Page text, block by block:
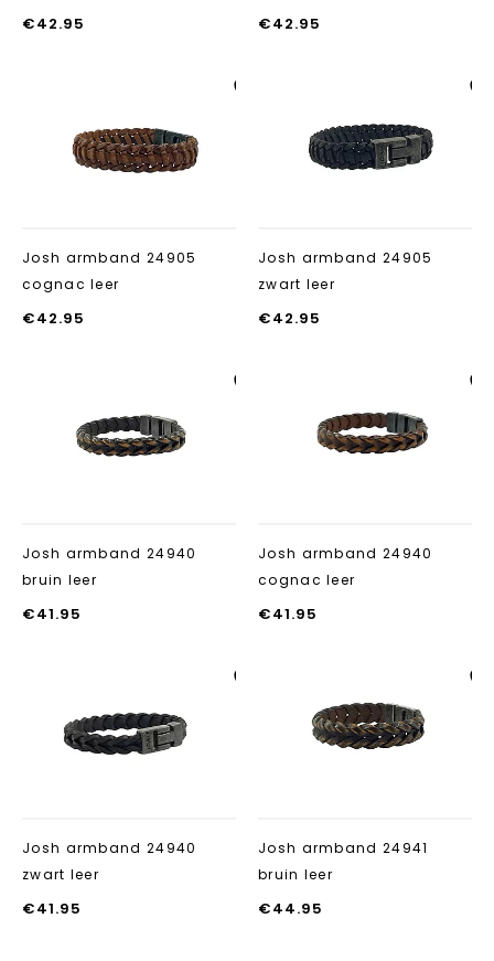
€42.95 €42.95
Josh armband 24905
cognac leer
€42.95
Josh armband 24905
zwart leer
€42.95
Josh armband 24940
bruin leer
€41.95
Josh armband 24940
cognac leer
€41.95
Josh armband 24940
zwart leer
€41.95
Josh armband 24941
bruin leer
€44.95